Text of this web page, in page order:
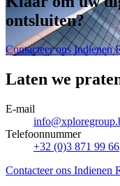
ontsluiten?
Contacteer onsIndienen
Laten we
E-mail
Telefoonnummer
+32 (0)3 871 99 66
Contacteer ons Indienen